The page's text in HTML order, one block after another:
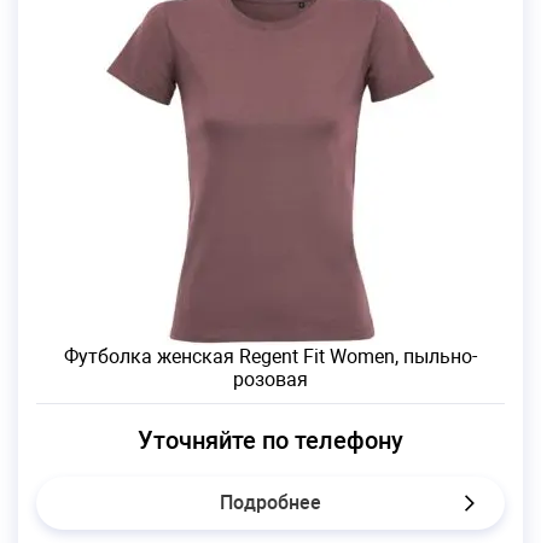
Футболка женская Regent Fit Women, пыльно-
розовая
Уточняйте по телефону
Подробнее